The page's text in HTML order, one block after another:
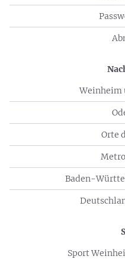
Weinheim
Orte
Baden-
Sport